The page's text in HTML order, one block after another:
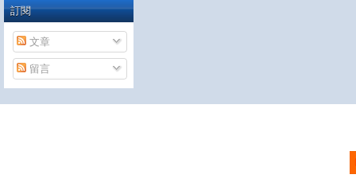
訂閱
文章
留言